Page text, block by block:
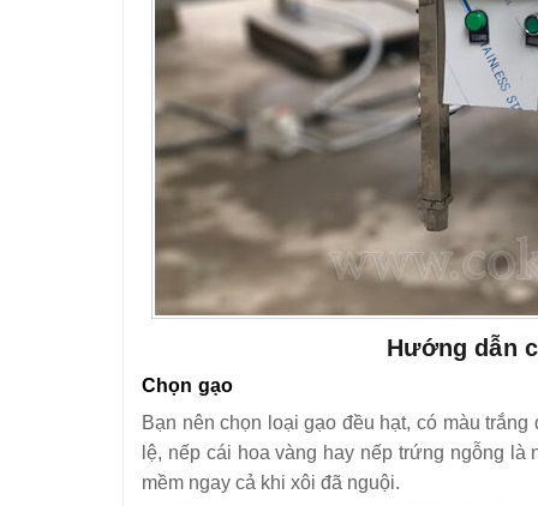
Hướng dẫn
Chọn gạo
Bạn nên chọn loại gạo đều hạt, có màu
lệ, nếp cái hoa vàng hay nếp trứng ngỗng
mềm ngay cả khi xôi đã nguội.